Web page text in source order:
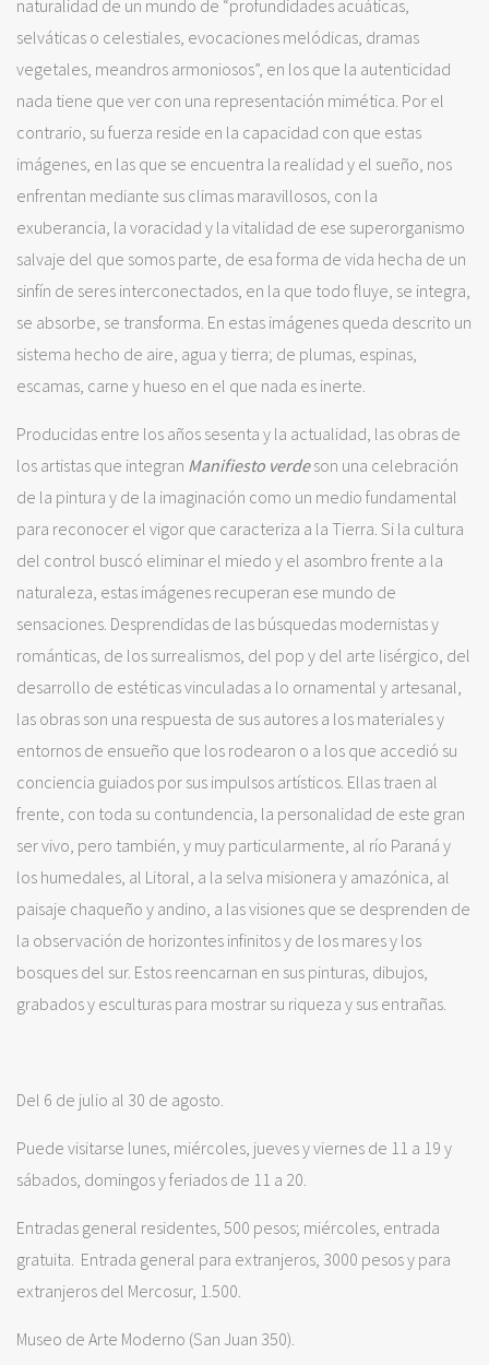
naturalidad de un mundo de “profundidades acuáticas,
selváticas o celestiales, evocaciones melódicas, dramas
vegetales, meandros armoniosos”, en los que la autenticidad
nada tiene que ver con una representación mimética. Por el
contrario, su fuerza reside en la capacidad con que estas
imágenes, en las que se encuentra la realidad y el sueño, nos
enfrentan mediante sus climas maravillosos, con la
exuberancia, la voracidad y la vitalidad de ese superorganismo
salvaje del que somos parte, de esa forma de vida hecha de un
sinfín de seres interconectados, en la que todo fluye, se integra,
se absorbe, se transforma. En estas imágenes queda descrito un
sistema hecho de aire, agua y tierra; de plumas, espinas,
escamas, carne y hueso en el que nada es inerte.
Producidas entre los años sesenta y la actualidad, las obras de
los artistas que integran Manifiesto verdeson una celebración
de la pintura y de la imaginación como un medio fundamental
para reconocer el vigor que caracteriza a la Tierra. Si la cultura
del control buscó eliminar el miedo y el asombro frente a la
naturaleza, estas imágenes recuperan ese mundo de
sensaciones. Desprendidas de las búsquedas modernistas y
románticas, de los surrealismos, del pop y del arte lisérgico, del
desarrollo de estéticas vinculadas a lo ornamental y artesanal,
las obras son una respuesta de sus autores a los materiales y
entornos de ensueño que los rodearon o a los que accedió su
conciencia guiados por sus impulsos artísticos. Ellas traen al
frente, con toda su contundencia, la personalidad de este gran
ser vivo, pero también, y muy particularmente, al río Paraná y
los humedales, al Litoral, a la selva misionera y amazónica, al
paisaje chaqueño y andino, a las visiones que se desprenden de
la observación de horizontes infinitos y de los mares y los
bosques del sur. Estos reencarnan en sus pinturas, dibujos,
grabados y esculturas para mostrar su riqueza y sus entrañas.
Del 6 de julio al 30 de agosto.
Puede visitarse lunes, miércoles, jueves y viernes de 11 a 19 y
sábados, domingos y feriados de 11 a 20.
Entradas general residentes, 500 pesos; miércoles, entrada
gratuita. Entrada general para extranjeros, 3000 pesos y para
extranjeros del Mercosur, 1.500.
Museo de Arte Moderno (San Juan 350).